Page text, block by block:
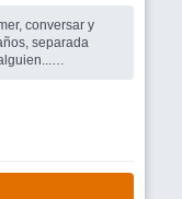
conversar y
separada
con alguien